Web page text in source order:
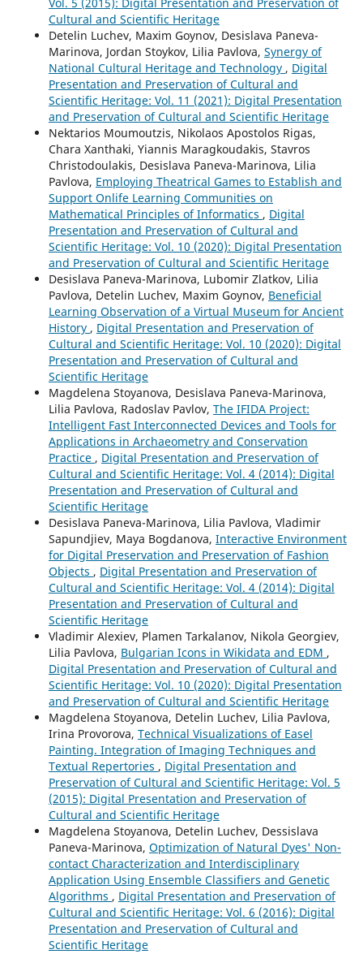
Cultural and Scientific Heritage
Detelin Luchev, Maxim Goynov, Desislava Paneva-
Marinova, Jordan Stoykov, Lilia Pavlova, Synergy of
National Cultural Heritage and Technology , Digital
Presentation and Preservation of Cultural and
Scientific Heritage: Vol. 11 (2021): Digital Presentation
and Preservation of Cultural and Scientific Heritage
Nektarios Moumoutzis, Nikolaos Apostolos Rigas,
Chara Xanthaki, Yiannis Maragkoudakis, Stavros
Christodoulakis, Desislava Paneva-Marinova, Lilia
Pavlova, Employing Theatrical Games to Establish and
Support Onlife Learning Communities on
Mathematical Principles of Informatics , Digital
Presentation and Preservation of Cultural and
Scientific Heritage: Vol. 10 (2020): Digital Presentation
and Preservation of Cultural and Scientific Heritage
Desislava Paneva-Marinova, Lubomir Zlatkov, Lilia
Pavlova, Detelin Luchev, Maxim Goynov, Beneficial
Learning Observation of a Virtual Museum for Ancient
History , Digital Presentation and Preservation of
Cultural and Scientific Heritage: Vol. 10 (2020): Digital
Presentation and Preservation of Cultural and
Scientific Heritage
Magdelena Stoyanova, Desislava Paneva-Marinova,
Lilia Pavlova, Radoslav Pavlov, The IFIDA Project:
Intelligent Fast Interconnected Devices and Tools for
Applications in Archaeometry and Conservation
Practice , Digital Presentation and Preservation of
Cultural and Scientific Heritage: Vol. 4 (2014): Digital
Presentation and Preservation of Cultural and
Scientific Heritage
Desislava Paneva-Marinova, Lilia Pavlova, Vladimir
Sapundjiev, Maya Bogdanova, Interactive Environment
for Digital Preservation and Preservation of Fashion
Objects , Digital Presentation and Preservation of
Cultural and Scientific Heritage: Vol. 4 (2014): Digital
Presentation and Preservation of Cultural and
Scientific Heritage
Vladimir Alexiev, Plamen Tarkalanov, Nikola Georgiev,
Lilia Pavlova, Bulgarian Icons in Wikidata and EDM ,
Digital Presentation and Preservation of Cultural and
Scientific Heritage: Vol. 10 (2020): Digital Presentation
and Preservation of Cultural and Scientific Heritage
Magdelena Stoyanova, Detelin Luchev, Lilia Pavlova,
Irina Provorova, Technical Visualizations of Easel
Painting. Integration of Imaging Techniques and
Textual Repertories , Digital Presentation and
Preservation of Cultural and Scientific Heritage: Vol. 5
(2015): Digital Presentation and Preservation of
Cultural and Scientific Heritage
Magdelena Stoyanova, Detelin Luchev, Dessislava
Paneva-Marinova, Optimization of Natural Dyes' Non-
contact Characterization and Interdisciplinary
Application Using Ensemble Classifiers and Genetic
Algorithms , Digital Presentation and Preservation of
Cultural and Scientific Heritage: Vol. 6 (2016): Digital
Presentation and Preservation of Cultural and
Scientific Heritage